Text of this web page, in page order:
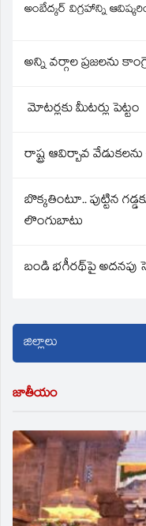
అంబేద్కర్ విగ్రహాన్ని
అన్ని వర్గాల ప్రజలను
మోటర్లకు మీటర్లు పెట్టం
రాష్ట్ర ఆవిర్బావ
బొక్కతింటూ.. పుట్టిన
లొంగుబాటు
బండి భగీరథ్‌పై అదనపు
జాతీయం